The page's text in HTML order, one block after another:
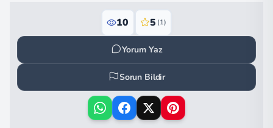
10 5 (1)
Yorum Yaz
Sorun Bildir